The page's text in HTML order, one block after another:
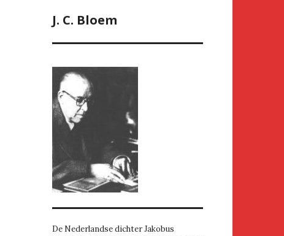
J. C. Bloem
De Nederlandse dichter Jakobus